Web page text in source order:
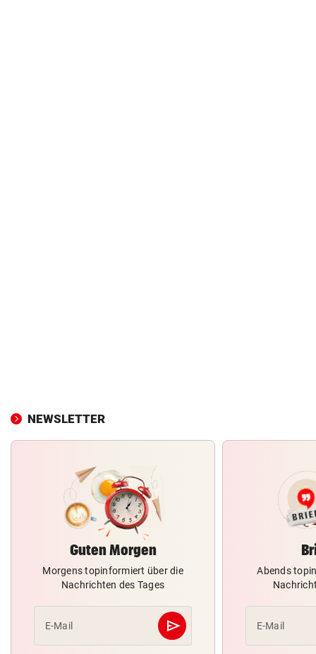
NEWSLETTER
Guten Morgen
Morgens topinformiert über die
Nachrichten des Tages
E-Mail send
Abschicken
Abends
E-Mail